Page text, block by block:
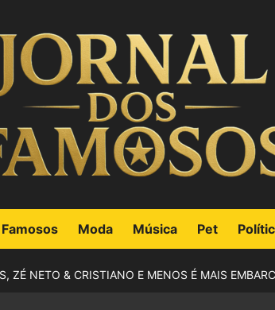
Famosos Moda Música Pet
ZÉ NETO & CRISTIANO E MENOS É MAIS